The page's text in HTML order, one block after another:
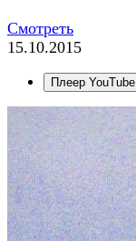
Смотреть
15.10.2015
Плеер YouTube